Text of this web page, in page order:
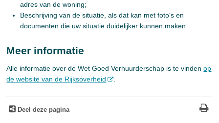
adres van de woning;
Beschrijving van de situatie, als dat kan met foto's en
documenten die uw situatie duidelijker kunnen maken.
Meer informatie
Alle informatie over de Wet Goed Verhuurderschap is te vindenop
de website van de Rijksoverheid
Deel deze pagina